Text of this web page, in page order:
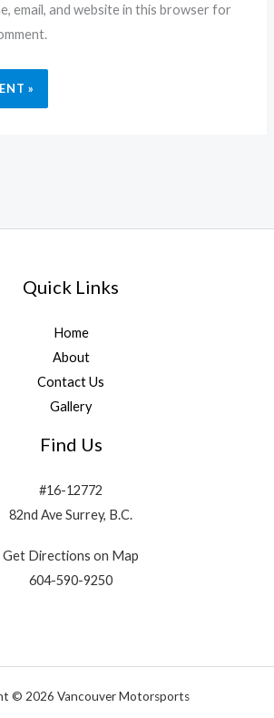
email, and website in this browser for
Quick Links
Home
About
Contact Us
Gallery
Find Us
#16-12772
82nd Ave Surrey, B.C.
Get Directions on Map
604-590-9250
© 2026 Vancouver Motorsports